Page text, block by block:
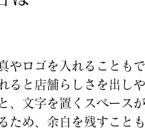
やロゴを入れることも
ると店舗らしさを出しや
、文字を置くスペース
ため、余白を残すことも